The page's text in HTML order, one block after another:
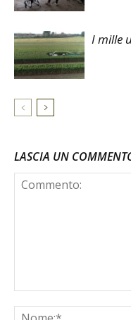
I mille
LASCIA UN